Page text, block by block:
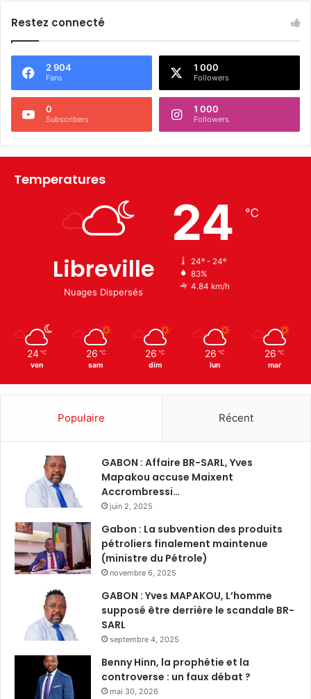
Restez connecté
2 904
Fans
1 000
Followers
0
Subscribers
1 000
Followers
Temperatures
Libreville
Nuages Dispersés
24 ℃
24º - 24º
83%
4.84 km/h
24 ℃
ven
26 ℃
sam
26 ℃
dim
26 ℃
lun
26 ℃
mar
Populaire Récent
GABON : Affaire BR-SARL, Yves
Mapakou accuse Maixent
Accrombressi…
juin 2, 2025
Gabon : La subvention des produits
pétroliers finalement maintenue
(ministre du Pétrole)
novembre 6, 2025
GABON : Yves MAPAKOU, L’homme
supposé être derrière le scandale BR-
SARL
septembre 4, 2025
Benny Hinn, la prophétie et la
controverse : un faux débat ?
mai 30, 2026